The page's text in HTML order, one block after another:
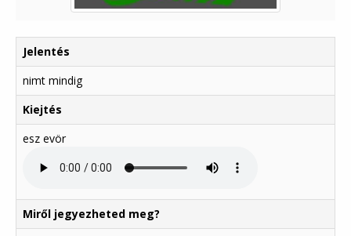
Jelentés
nimt mindig
Kiejtés
esz evör
Miről jegyezheted meg?